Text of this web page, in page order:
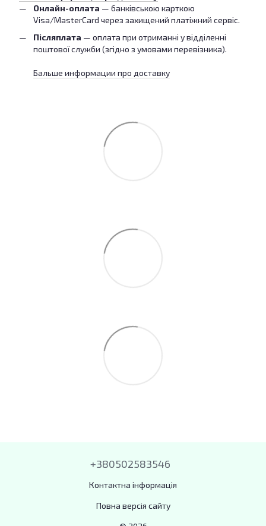
Онлайн-оплата — банківською карткою
Visa/MasterCard через захищений платіжний сервіс.
Післяплата — оплата при отриманні у відділенні
поштової служби (згідно з умовами перевізника).
Бальше информации про доставку
+380502583546
Контактна інформація
Повна версія сайту